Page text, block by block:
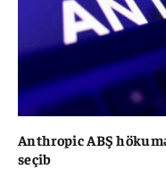
Anthropic ABŞ
seçib